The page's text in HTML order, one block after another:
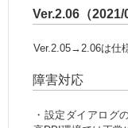
Ver.2.06（2021/
Ver.2.05→2.06は仕
障害対応
・設定ダイアログ